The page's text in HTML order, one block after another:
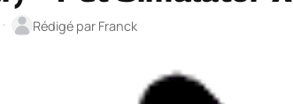
· Rédigé par Franck